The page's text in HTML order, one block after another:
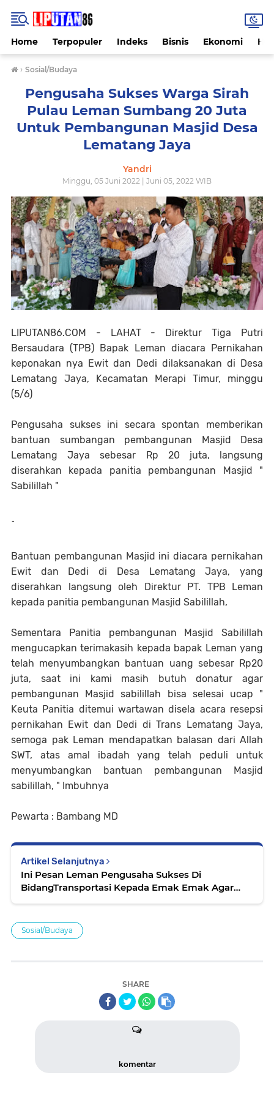
Home Terpopuler Indeks Bisnis Ekonomi
› Sosial/Budaya
Pengusaha Sukses Warga Sirah
Pulau Leman Sumbang 20 Juta
Untuk Pembangunan Masjid Desa
Lematang Jaya
Yandri
Minggu, 05 Juni 2022 | Juni 05, 2022 WIB
LIPUTAN86.COM - LAHAT - Direktur Tiga Putri
Bersaudara (TPB) Bapak Leman diacara Pernikahan
keponakan nya Ewit dan Dedi dilaksanakan di Desa
Lematang Jaya, Kecamatan Merapi Timur, minggu
(5/6)
Pengusaha sukses ini secara spontan memberikan
bantuan sumbangan pembangunan Masjid Desa
Lematang Jaya sebesar Rp 20 juta, langsung
diserahkan kepada panitia pembangunan Masjid "
Sabilillah "
-
Bantuan pembangunan Masjid ini diacara pernikahan
Ewit dan Dedi di Desa Lematang Jaya, yang
diserahkan langsung oleh Direktur PT. TPB Leman
kepada panitia pembangunan Masjid Sabilillah,
Sementara Panitia pembangunan Masjid Sabilillah
mengucapkan terimakasih kepada bapak Leman yang
telah menyumbangkan bantuan uang sebesar Rp20
juta, saat ini kami masih butuh donatur agar
pembangunan Masjid sabilillah bisa selesai ucap "
Keuta Panitia ditemui wartawan disela acara resepsi
pernikahan Ewit dan Dedi di Trans Lematang Jaya,
semoga pak Leman mendapatkan balasan dari Allah
SWT, atas amal ibadah yang telah peduli untuk
menyumbangkan bantuan pembangunan Masjid
sabilillah, " Imbuhnya
Pewarta : Bambang MD
Artikel Selanjutnya
Ini Pesan Leman Pengusaha Sukses Di
BidangTransportasi Kepada Emak Emak Agar
Sosial/Budaya
SHARE
komentar